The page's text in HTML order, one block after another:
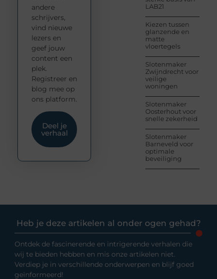
LAB21
Kiezen tussen
glanzende en
matte
vloertegels
Slotenmaker
Zwijndrecht voor
veilige
woningen
Slotenmaker
Oosterhout voor
snelle zekerheid
Slotenmaker
Barneveld voor
optimale
beveiliging
andere
schrijvers,
vind nieuwe
lezers en
geef jouw
content een
plek.
Registreer en
blog mee op
ons platform.
Deel je
verhaal
Heb je deze artikelen al onder ogen gehad?
Ontdek de fascinerende en intrigerende verhalen die
wij te bieden hebben en mis onze artikelen niet.
Verdiep je in verschillende onderwerpen en blijf goed
geïnformeerd!